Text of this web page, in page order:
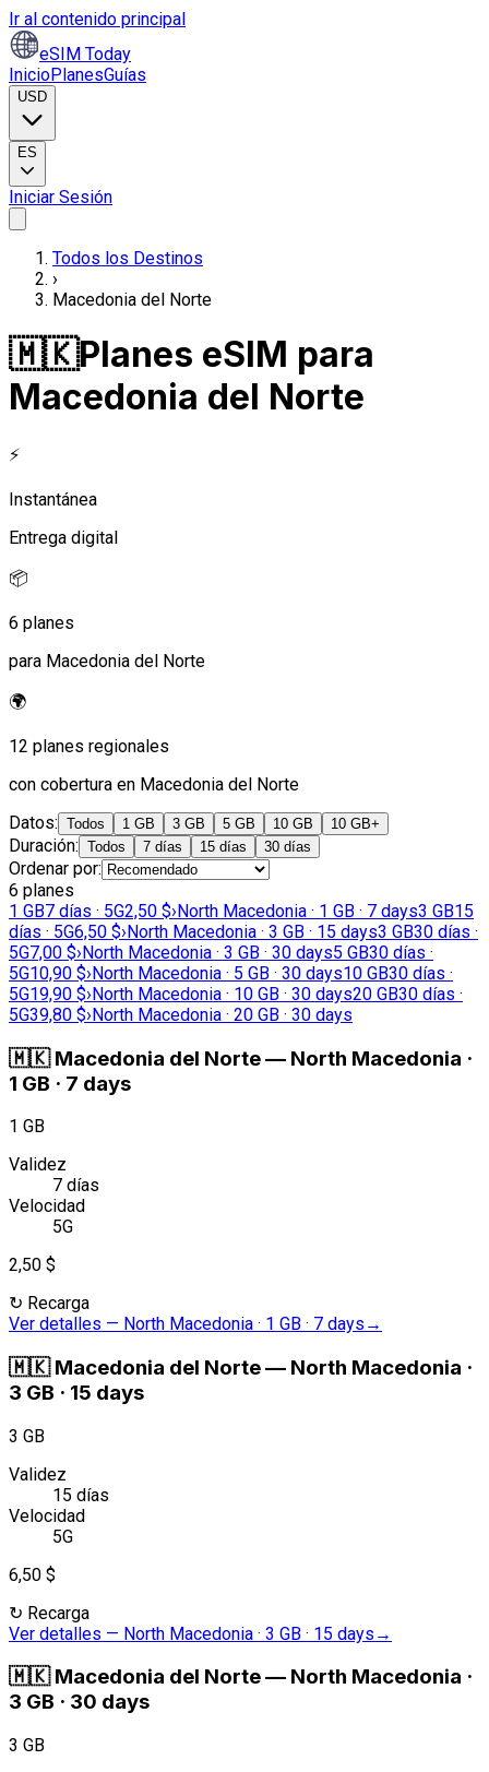
Ir al contenido principal
eSIM Today
InicioPlanesGuías
USD
ES
Iniciar Sesión
Todos los Destinos
›
Macedonia del Norte
🇲🇰Planes eSIM para
Macedonia del Norte
⚡
Instantánea
Entrega digital
📦
6 planes
para Macedonia del Norte
🌍
12 planes regionales
con cobertura en Macedonia del Norte
Datos: Todos 1 GB 3 GB 5 GB 10 GB 10 GB+
Duración: Todos 7 días 15 días 30 días
Ordenar por:
6 planes
1 GB7 días · 5G2,50 $›North Macedonia · 1 GB · 7 days3 GB15
días · 5G6,50 $›North Macedonia · 3 GB · 15 days3 GB30 días ·
5G7,00 $›North Macedonia · 3 GB · 30 days5 GB30 días ·
5G10,90 $›North Macedonia · 5 GB · 30 days10 GB30 días ·
5G19,90 $›North Macedonia · 10 GB · 30 days20 GB30 días ·
5G39,80 $›North Macedonia · 20 GB · 30 days
🇲🇰 Macedonia del Norte— North Macedonia ·
1 GB · 7 days
1 GB
Validez
7 días
Velocidad
5G
2,50 $
↻ Recarga
Ver detalles — North Macedonia · 1 GB · 7 days →
🇲🇰 Macedonia del Norte— North Macedonia ·
3 GB · 15 days
3 GB
Validez
15 días
Velocidad
5G
6,50 $
↻ Recarga
Ver detalles — North Macedonia · 3 GB · 15 days →
🇲🇰 Macedonia del Norte— North Macedonia ·
3 GB · 30 days
3 GB